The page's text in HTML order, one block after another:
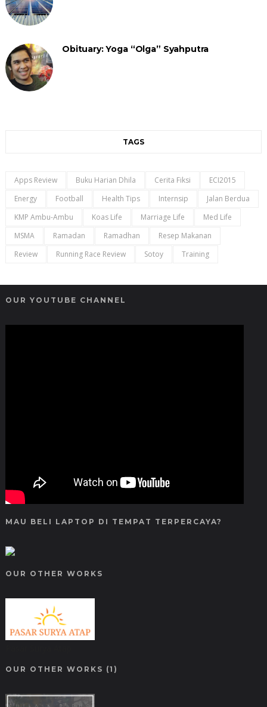
Obituary: Yoga “Olga” Syahputra
TAGS
Apps Review Buku Harian Dhila Cerita Fiksi
ECI2015
Energy
Football Health Tips Internsip
Jalan Berdua
KMP Ambu-Ambu
Koas Life Marriage Life
Med Life
MSMA
Ramadan Ramadhan
Resep Makanan
Review
Running Race Review Sotoy Training
OUR YOUTUBE CHANNEL
MAU BELI LAPTOP DI TEMPAT TERPERCAYA?
OUR OTHER WORKS
OUR OTHER WORKS (1)